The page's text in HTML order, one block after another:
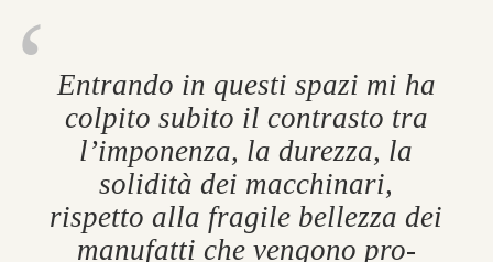
En­trando in questi spazi mi ha
col­pito subito il con­trasto tra
l’im­pon­enza, la durezza, la
solidità dei mac­ch­in­ari,
rispetto alla fra­gile bellezza dei
man­u­fatti che ven­gono pro­